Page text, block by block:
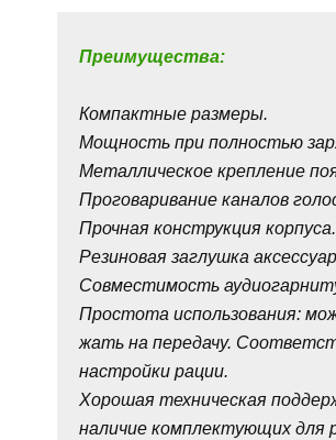
Преимущества:
Компактные размеры.
Мощность при полностью
Металлическое крепление
Проговаривание каналов
Прочная конструкция корпуса.
Резиновая заглушка
Совместимость
Простота использования:
жать на передачу.
настройки рации.
Хорошая техническая
наличие комплектующих для